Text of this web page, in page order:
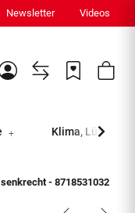
Newsletter Videos
Klima, Lüftung
- 8718531032